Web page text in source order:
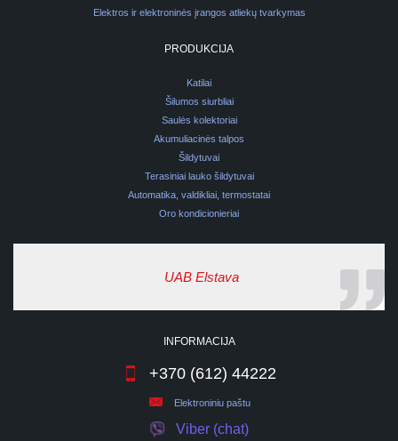
Elektros ir elektroninės įrangos atliekų tvarkymas
PRODUKCIJA
Katilai
Šilumos siurbliai
Saulės kolektoriai
Akumuliacinės talpos
Šildytuvai
Terasiniai lauko šildytuvai
Automatika, valdikliai, termostatai
Oro kondicionieriai
UAB Elstava
INFORMACIJA
+370 (612) 44222
Elektroniniu paštu
Viber (chat)